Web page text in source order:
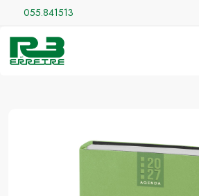
055.841513